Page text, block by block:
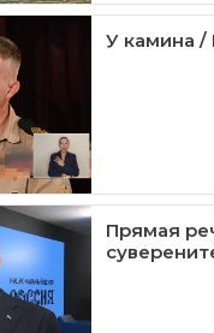
У камина /
Прямая